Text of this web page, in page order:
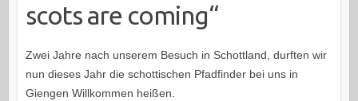
scots are coming“
Zwei Jahre nach unserem Besuch in Schottland, durften wir
nun dieses Jahr die schottischen Pfadfinder bei uns in
Giengen Willkommen heißen.